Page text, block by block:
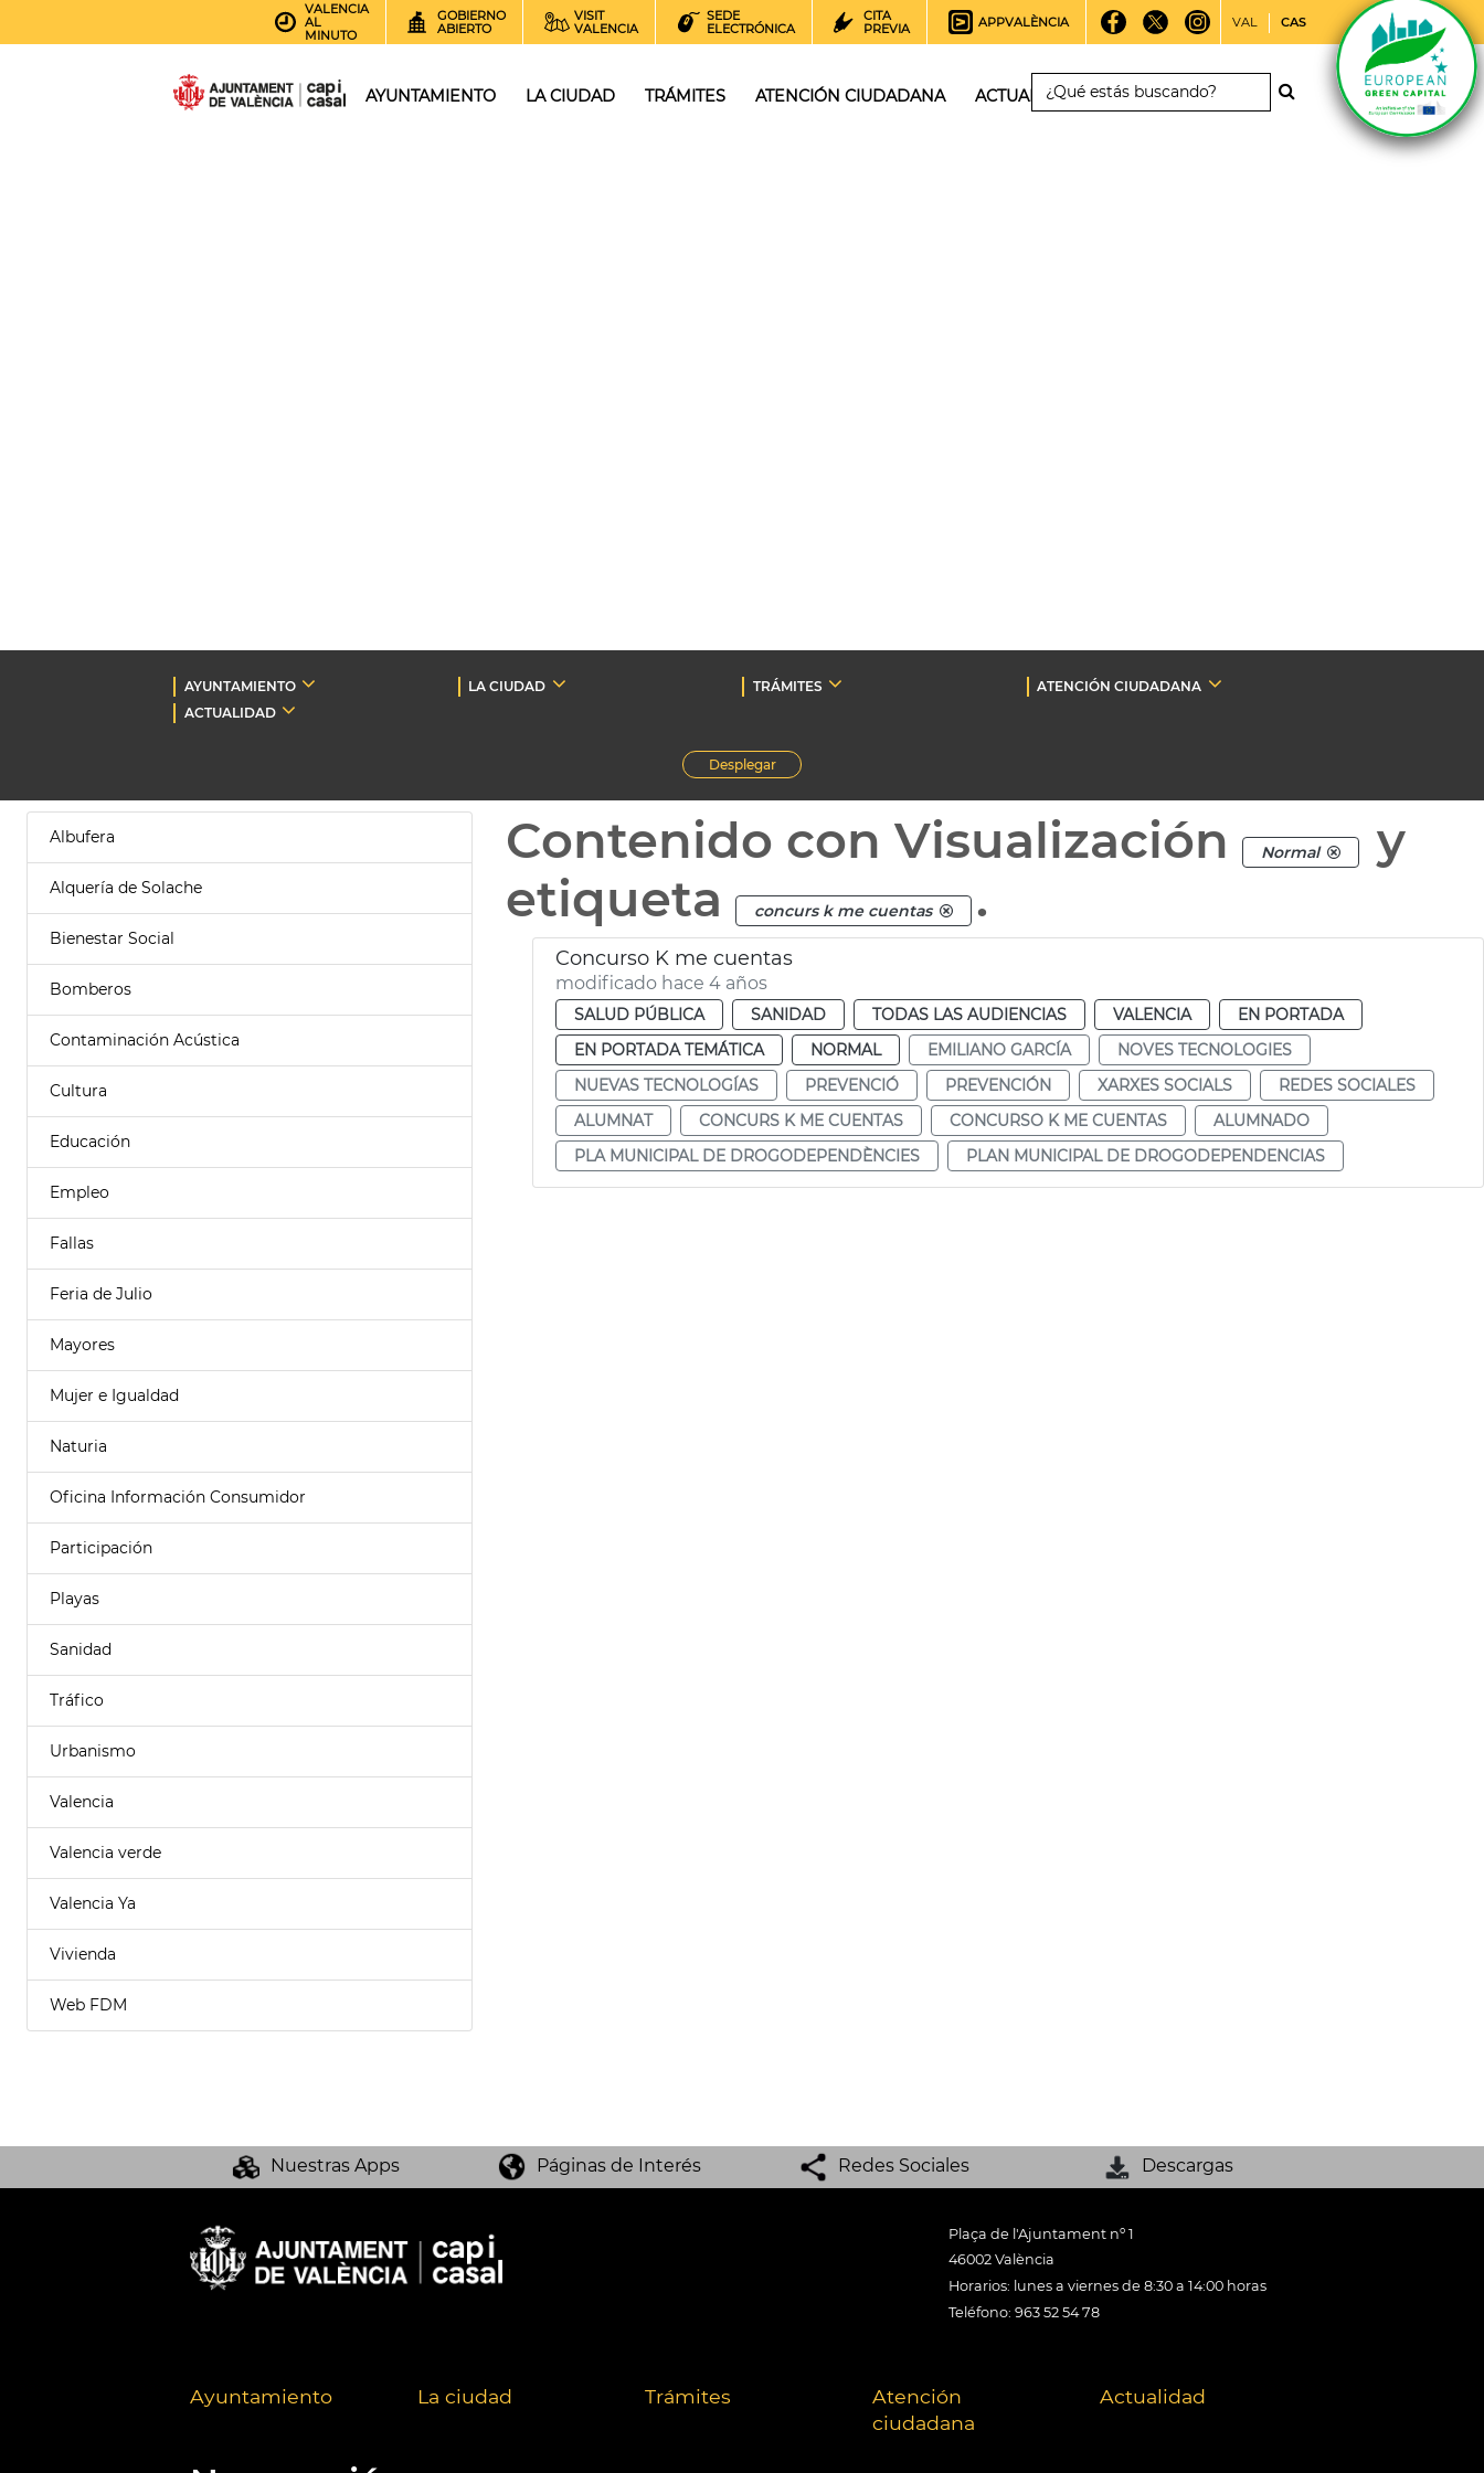
VALENCIA
AL
MINUTO
GOBIERNO
ABIERTO
VISIT
VALENCIA
SEDE
ELECTRÓNICA
CITA
PREVIA
APPVALÈNCIA VAL CAS
AYUNTAMIENTO LA CIUDAD TRÁMITES ATENCIÓN CIUDADANA ACTUALIDAD
AYUNTAMIENTO LA CIUDAD TRÁMITES
ATENCIÓN CIUDADANA
ACTUALIDAD
Desplegar
Albufera
Alquería de Solache
Bienestar Social
Bomberos
Contaminación Acústica
Cultura
Educación
Empleo
Fallas
Feria de Julio
Mayores
Mujer e Igualdad
Naturia
Oficina Información Consumidor
Participación
Playas
Sanidad
Tráfico
Urbanismo
Valencia
Valencia verde
Valencia Ya
Vivienda
Web FDM
Contenido con Visualización Normal
y
etiqueta
concurs k me cuentas .
Concurso K me cuentas
modificado hace 4 años
SALUD PÚBLICA SANIDAD TODAS LAS AUDIENCIAS VALENCIA
EN PORTADA
EN PORTADA TEMÁTICA
NORMAL EMILIANO GARCÍA
NOVES TECNOLOGIES
NUEVAS TECNOLOGÍAS
PREVENCIÓ PREVENCIÓN XARXES SOCIALS
REDES SOCIALES
ALUMNAT
CONCURS K ME CUENTAS CONCURSO K ME CUENTAS
ALUMNADO
PLA MUNICIPAL DE DROGODEPENDÈNCIES
PLAN MUNICIPAL DE DROGODEPENDENCIAS
Nuestras Apps Páginas de Interés Redes Sociales Descargas
Plaça de l'Ajuntament nº 1
46002 València
Horarios: lunes a viernes de 8:30 a 14:00 horas
Teléfono: 963 52 54 78
Ayuntamiento La ciudad Trámites
Atención
ciudadana
Actualidad